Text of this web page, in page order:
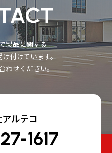
製品に関する
付けています。
わせください。
ルテコ
1617